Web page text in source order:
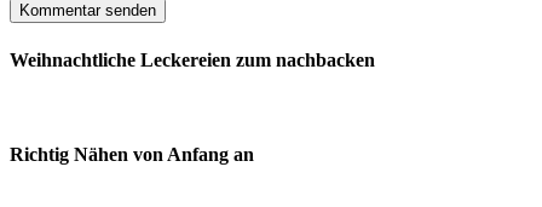
Weihnachtliche Leckereien zum nachbacken
Richtig Nähen von Anfang an